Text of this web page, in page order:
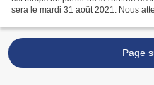
sera le mardi 31 août 2021. Nous
Page